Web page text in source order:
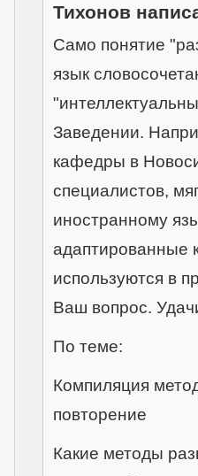
Тихонов
Само понятие
язык
Заведении.
кафедры в
специалистов,
иностранному
адаптированные
используются в
Ваш вопрос.
По теме:
Компиляция
повторение
Какие методы